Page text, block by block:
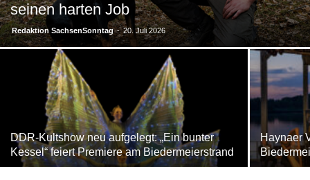
seinen harten Job
Redaktion SachsenSonntag - 20. Juli 2026
DDR-Kultshow neu aufgelegt: „Ein bunter
Kessel“ feiert Premiere am Biedermeierstrand
Haynaer